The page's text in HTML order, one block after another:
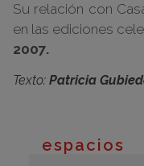
Su relación con
en las ediciones
2007.
Texto: Patricia
espacios